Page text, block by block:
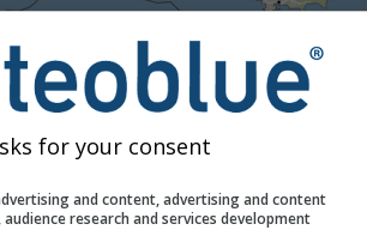
22:40 22:55 23:10 23:25
Vrlo jaka
gdje trenutačno pada kiša ili snijeg.
snijega. Svijetloplava označava
for your consent
and content, advertising and content
research and services development